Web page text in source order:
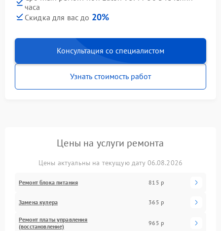
часа
Скидка для вас до 20%
Консультация со специалистом
Узнать стоимость работ
Цены на услуги ремонта
Цены актуальны на текущую дату 06.08.2026
Ремонт блока питания 815 р
Замена кулера 365 р
Ремонт платы управления
(восстановление)
965 р